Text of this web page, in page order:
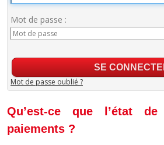
Mot de passe :
Mot de passe oublié ?
Qu’est-ce que l’état
paiements ?